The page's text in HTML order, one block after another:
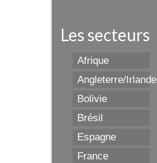
Les secteurs
Afrique
Angleterre/Irlande
Bolivie
Brésil
Espagne
France